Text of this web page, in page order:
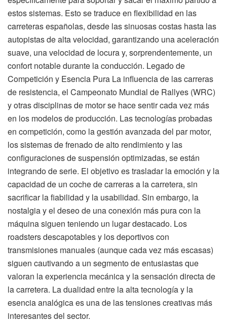
estos sistemas. Esto se traduce en flexibilidad en las
carreteras españolas, desde las sinuosas costas hasta las
autopistas de alta velocidad, garantizando una aceleración
suave, una velocidad de locura y, sorprendentemente, un
confort notable durante la conducción. Legado de
Competición y Esencia Pura La influencia de las carreras
de resistencia, el Campeonato Mundial de Rallyes (WRC)
y otras disciplinas de motor se hace sentir cada vez más
en los modelos de producción. Las tecnologías probadas
en competición, como la gestión avanzada del par motor,
los sistemas de frenado de alto rendimiento y las
configuraciones de suspensión optimizadas, se están
integrando de serie. El objetivo es trasladar la emoción y la
capacidad de un coche de carreras a la carretera, sin
sacrificar la fiabilidad y la usabilidad. Sin embargo, la
nostalgia y el deseo de una conexión más pura con la
máquina siguen teniendo un lugar destacado. Los
roadsters descapotables y los deportivos con
transmisiones manuales (aunque cada vez más escasas)
siguen cautivando a un segmento de entusiastas que
valoran la experiencia mecánica y la sensación directa de
la carretera. La dualidad entre la alta tecnología y la
esencia analógica es una de las tensiones creativas más
interesantes del sector.